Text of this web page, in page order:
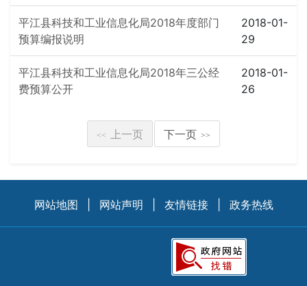
平江县科技和工业信息化局2018年度部门
预算编报说明
2018-01-
29
平江县科技和工业信息化局2018年三公经
费预算公开
2018-01-
26
<< 上一页 下一页 >>
网站地图 网站声明 友情链接 政务热线